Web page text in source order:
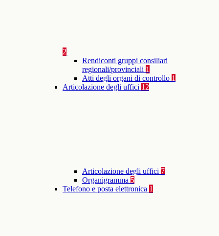
2
Rendiconti gruppi consiliari
regionali/provinciali 1
Atti degli organi di controllo 1
Articolazione degli uffici 12
Articolazione degli uffici 7
Organigramma 5
Telefono e posta elettronica 1